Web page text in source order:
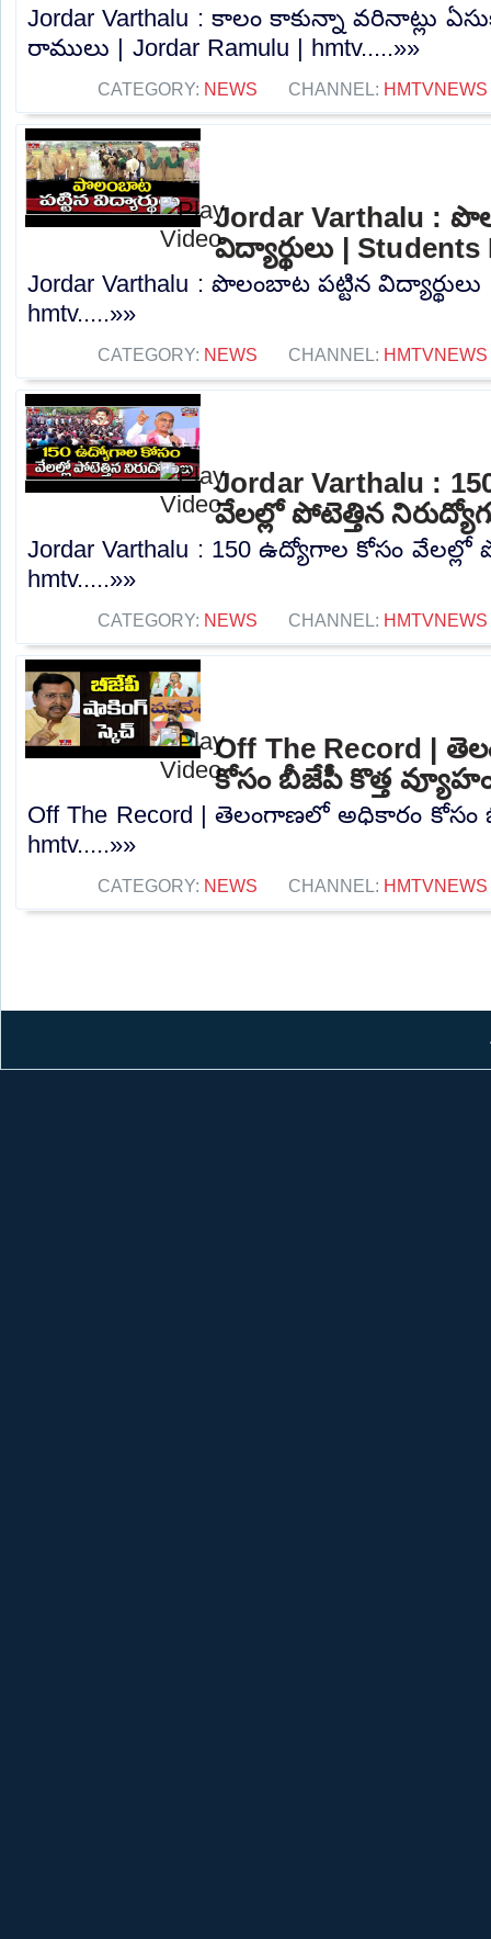
Jordar Varthalu : కాలం కాకున్నా వరినాట్లు
రాములు | Jordar Ramulu | hmtv.....»»
CATEGORY: NEWS CHANNEL: HMTVNEWS
Jordar Varthalu :
విద్యార్థులు |
Jordar Varthalu : పొలంబాట పట్టిన విద్యార్థులు
hmtv.....»»
CATEGORY: NEWS CHANNEL: HMTVNEWS
Jordar Varthalu :
వేలల్లో పోటెత్తిన
Jordar Varthalu : 150 ఉద్యోగాల కోసం వేలల్లో
hmtv.....»»
CATEGORY: NEWS CHANNEL: HMTVNEWS
Off The Record |
కోసం బీజేపీ కొత్త
Off The Record | తెలంగాణలో అధికారం కోసం
hmtv.....»»
CATEGORY: NEWS CHANNEL: HMTVNEWS